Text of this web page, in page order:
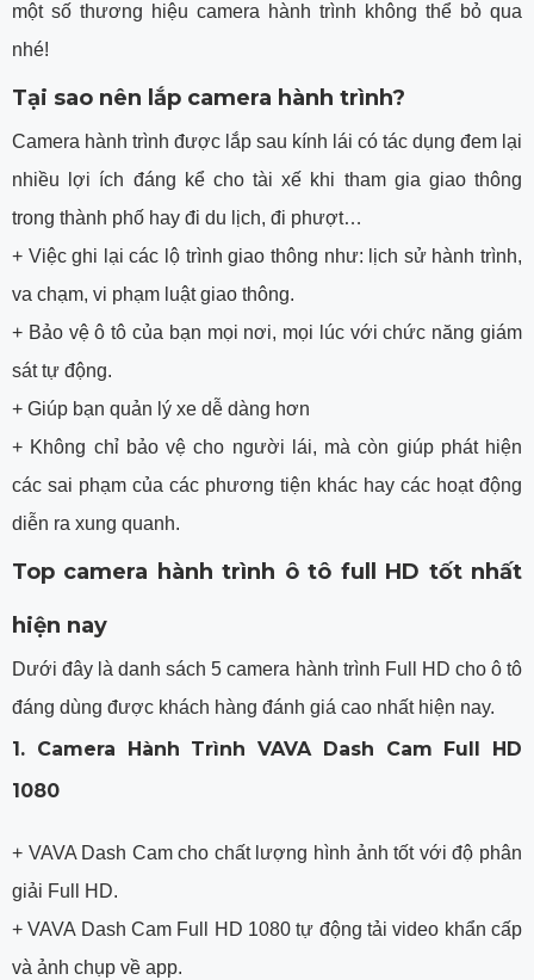
một số thương hiệu camera hành trình không thể bỏ qua
nhé!
Tại sao nên lắp camera hành trình?
Camera hành trình được lắp sau kính lái có tác dụng đem lại
nhiều lợi ích đáng kể cho tài xế khi tham gia giao thông
trong thành phố hay đi du lịch, đi phượt…
+ Việc ghi lại các lộ trình giao thông như: lịch sử hành trình,
va chạm, vi phạm luật giao thông.
+ Bảo vệ ô tô của bạn mọi nơi, mọi lúc với chức năng giám
sát tự động.
+ Giúp bạn quản lý xe dễ dàng hơn
+ Không chỉ bảo vệ cho người lái, mà còn giúp phát hiện
các sai phạm của các phương tiện khác hay các hoạt động
diễn ra xung quanh.
Top camera hành trình ô tô full HD tốt nhất
hiện nay
Dưới đây là danh sách 5 camera hành trình Full HD cho ô tô
đáng dùng được khách hàng đánh giá cao nhất hiện nay.
1. Camera Hành Trình VAVA Dash Cam Full HD
1080
+ VAVA Dash Cam cho chất lượng hình ảnh tốt với độ phân
giải Full HD.
+ VAVA Dash Cam Full HD 1080 tự động tải video khẩn cấp
và ảnh chụp về app.